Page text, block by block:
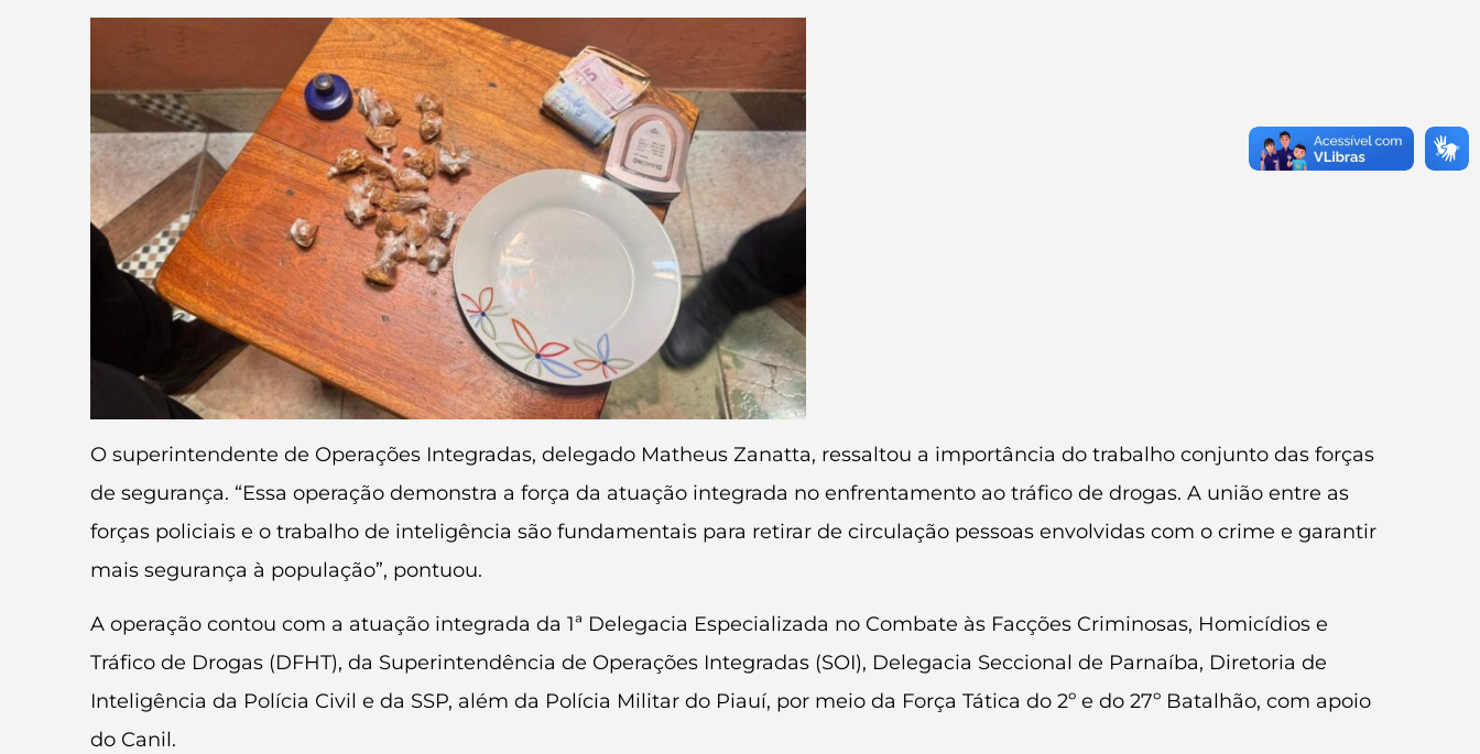
O superintendente de Operações Integradas, delegado Matheus Zanatta, ressaltou a importância do trabalho conjunto das forças
de segurança. “Essa operação demonstra a força da atuação integrada no enfrentamento ao tráfico de drogas. A união entre as
forças policiais e o trabalho de inteligência são fundamentais para retirar de circulação pessoas envolvidas com o crime e garantir
mais segurança à população”, pontuou.
A operação contou com a atuação integrada da 1ª Delegacia Especializada no Combate às Facções Criminosas, Homicídios e
Tráfico de Drogas (DFHT), da Superintendência de Operações Integradas (SOI), Delegacia Seccional de Parnaíba, Diretoria de
Inteligência da Polícia Civil e da SSP, além da Polícia Militar do Piauí, por meio da Força Tática do 2º e do 27º Batalhão, com apoio
do Canil.